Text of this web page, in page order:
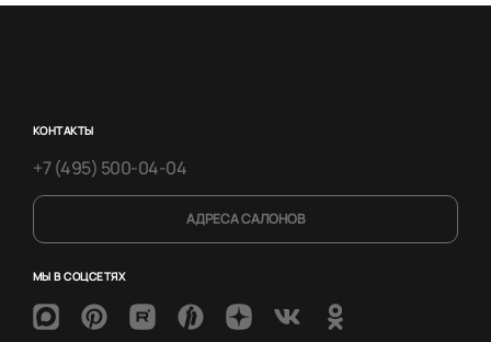
КОНТАКТЫ
+7 (495) 500-04-04
АДРЕСА САЛОНОВ
МЫ В СОЦСЕТЯХ